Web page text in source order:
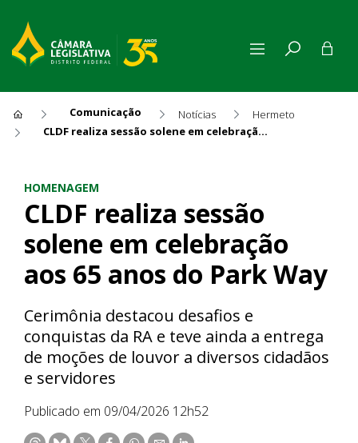
Comunicação Notícias
Hermeto
CLDF realiza sessão solene em celebração aos 65 anos do Park Way
HOMENAGEM
CLDF realiza sessão
solene em celebração
aos 65 anos do Park Way
Cerimônia destacou desafios e
conquistas da RA e teve ainda a entrega
de moções de louvor a diversos cidadãos
e servidores
Publicado em 09/04/2026 12h52